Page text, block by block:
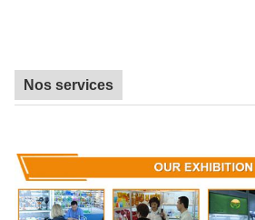
Nos services